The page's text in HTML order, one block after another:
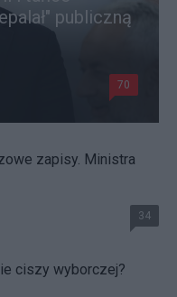
publiczną
70
zapisy. Ministra
34
ciszy wyborczej?